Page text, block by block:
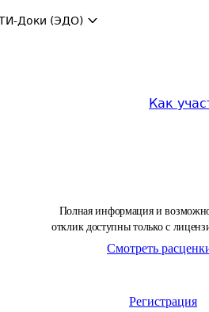
Доки (ЭДО)
Как
Полная информация и
отклик доступны только с
Смотреть
Регистрация